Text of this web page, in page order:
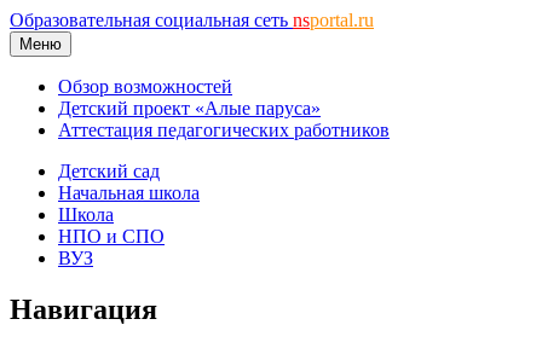
Образовательная социальная сеть nsportal.ru
Меню
Обзор возможностей
Детский проект «Алые паруса»
Аттестация педагогических работников
Детский сад
Начальная школа
Школа
НПО и СПО
ВУЗ
Навигация